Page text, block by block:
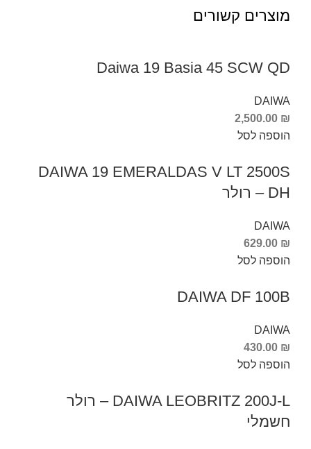
מוצרים קשורים
Daiwa 19 Basia 45 SCW QD
DAIWA
2,500.00 ₪
הוספה לסל
DAIWA 19 EMERALDAS V LT 2500S
DH – רולר
DAIWA
629.00 ₪
הוספה לסל
DAIWA DF 100B
DAIWA
430.00 ₪
הוספה לסל
DAIWA LEOBRITZ 200J-L – רולר
חשמלי